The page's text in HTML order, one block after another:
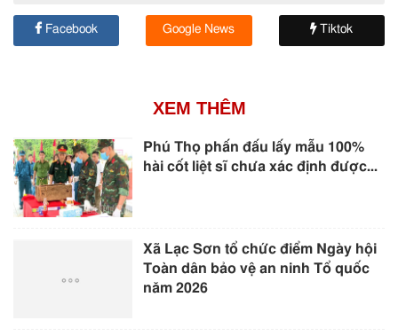
Facebook Google News Tiktok
XEM THÊM
Phú Thọ phấn đấu lấy mẫu 100%
hài cốt liệt sĩ chưa xác định được...
Xã Lạc Sơn tổ chức điểm Ngày hội
Toàn dân bảo vệ an ninh Tổ quốc
năm 2026